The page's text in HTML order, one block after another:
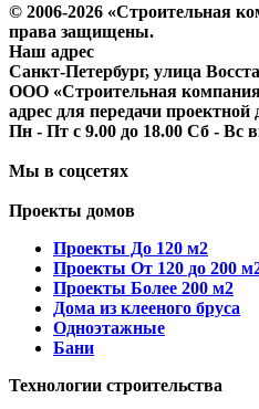
© 2006-2026 «Строительная
права защищены.
Наш адрес
​Санкт-Петербург, улица
ООО «Строительная
адрес для передачи проектной
Пн - Пт с 9.00 до 18.00 Сб - Вс
Мы в соцсетях
Проекты домов
Проекты До 120 м2
Проекты От 120 до 200
Проекты Более 200 м2
Дома из клееного бруса
Одноэтажные
Бани
Технологии строительства